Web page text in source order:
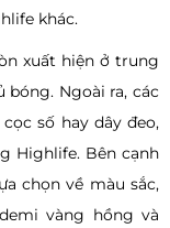
khác.
xuất hiện ở trung
Ngoài ra, các
số hay dây đeo,
Highlife. Bên cạnh
chọn về màu sắc,
vàng hồng và